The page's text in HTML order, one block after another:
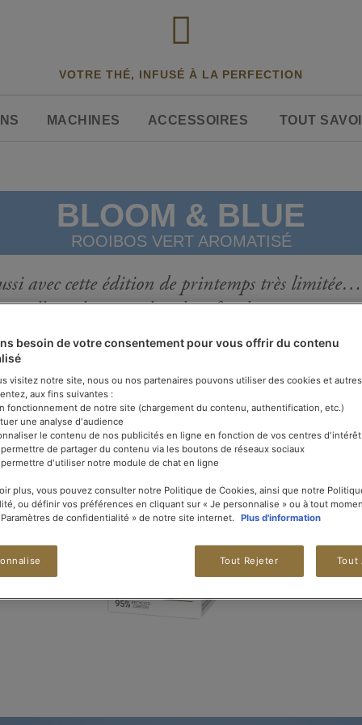
VOTRE THÉ, INFUSÉ À LA PERFECTION
MACHINES ACCESSOIRES TOUT
BLOOM & BLUE
ROOIBOS VERT AROMATISÉ
avec cette édition de printemps très
à déguster chaud ou froid, pour
besoin de votre consentement pour vous offrir du contenu
visitez notre site, nous ou nos partenaires pouvons utiliser des cookies et
aux fins suivantes :
fonctionnement de notre site (chargement du contenu, authentification, etc.)
une analyse d'audience
le contenu de nos publicités en ligne en fonction de vos centres d'intérêt
de partager du contenu via les boutons de réseaux sociaux
d'utiliser notre module de chat en ligne
plus, vous pouvez consulter notre Politique de Cookies, ainsi que notre
ou définir vos préférences en cliquant sur « Je personnalise » ou à tout
de confidentialité » de notre site internet. Plus d'information
Tout Rejeter Tout